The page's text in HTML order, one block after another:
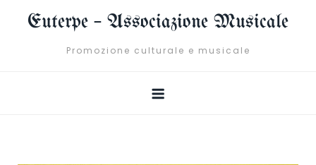
Euterpe – Associazione Musicale
Promozione culturale e musicale